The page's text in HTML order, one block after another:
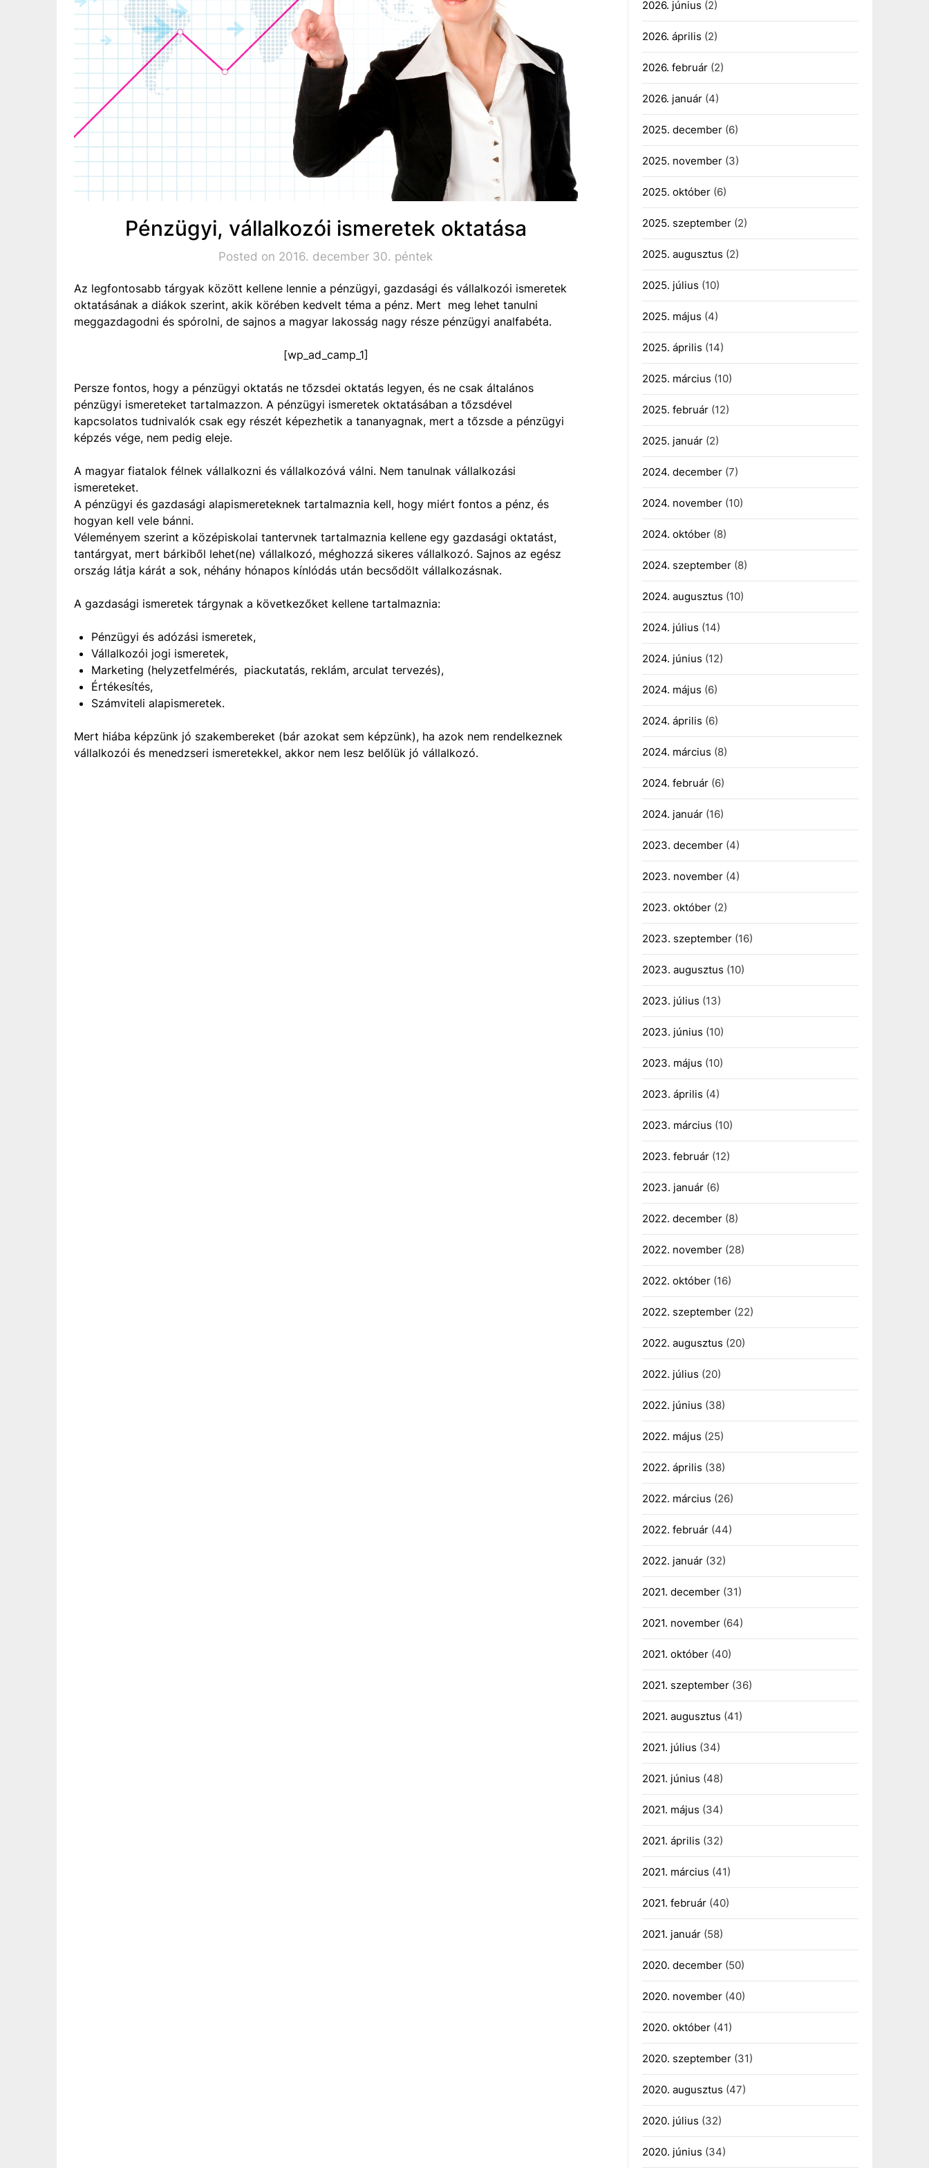
Pénzügyi, vállalkozói ismeretek oktatása
Posted on 2016. december 30. péntek
Az legfontosabb tárgyak között kellene lennie a pénzügyi, gazdasági és vállalkozói ismeretek
oktatásának a diákok szerint, akik körében kedvelt téma a pénz. Mert meg lehet tanulni
meggazdagodni és spórolni, de sajnos a magyar lakosság nagy része pénzügyi analfabéta.
[wp_ad_camp_1]
Persze fontos, hogy a pénzügyi oktatás ne tőzsdei oktatás legyen, és ne csak általános
pénzügyi ismereteket tartalmazzon. A pénzügyi ismeretek oktatásában a tőzsdével
kapcsolatos tudnivalók csak egy részét képezhetik a tananyagnak, mert a tőzsde a pénzügyi
képzés vége, nem pedig eleje.
A magyar fiatalok félnek vállalkozni és vállalkozóvá válni. Nem tanulnak vállalkozási
ismereteket.
A pénzügyi és gazdasági alapismereteknek tartalmaznia kell, hogy miért fontos a pénz, és
hogyan kell vele bánni.
Véleményem szerint a középiskolai tantervnek tartalmaznia kellene egy gazdasági oktatást,
tantárgyat, mert bárkiből lehet(ne) vállalkozó, méghozzá sikeres vállalkozó. Sajnos az egész
ország látja kárát a sok, néhány hónapos kínlódás után becsődölt vállalkozásnak.
A gazdasági ismeretek tárgynak a következőket kellene tartalmaznia:
Pénzügyi és adózási ismeretek,
Vállalkozói jogi ismeretek,
Marketing (helyzetfelmérés, piackutatás, reklám, arculat tervezés),
Értékesítés,
Számviteli alapismeretek.
Mert hiába képzünk jó szakembereket (bár azokat sem képzünk), ha azok nem rendelkeznek
vállalkozói és menedzseri ismeretekkel, akkor nem lesz belőlük jó vállalkozó.
2026. június (2)
2026. április (2)
2026. február(2)
2026. január(4)
2025. december(6)
2025. november(3)
2025. október(6)
2025. szeptember(2)
2025. augusztus (2)
2025. július (10)
2025. május (4)
2025. április (14)
2025. március (10)
2025. február(12)
2025. január(2)
2024. december(7)
2024. november(10)
2024. október(8)
2024. szeptember(8)
2024. augusztus (10)
2024. július (14)
2024. június (12)
2024. május (6)
2024. április (6)
2024. március (8)
2024. február(6)
2024. január(16)
2023. december(4)
2023. november(4)
2023. október(2)
2023. szeptember(16)
2023. augusztus (10)
2023. július (13)
2023. június (10)
2023. május (10)
2023. április (4)
2023. március (10)
2023. február(12)
2023. január(6)
2022. december(8)
2022. november(28)
2022. október(16)
2022. szeptember(22)
2022. augusztus (20)
2022. július (20)
2022. június (38)
2022. május (25)
2022. április (38)
2022. március (26)
2022. február(44)
2022. január(32)
2021. december(31)
2021. november(64)
2021. október(40)
2021. szeptember(36)
2021. augusztus (41)
2021. július (34)
2021. június (48)
2021. május (34)
2021. április (32)
2021. március (41)
2021. február(40)
2021. január(58)
2020. december(50)
2020. november(40)
2020. október(41)
2020. szeptember(31)
2020. augusztus (47)
2020. július (32)
2020. június (34)